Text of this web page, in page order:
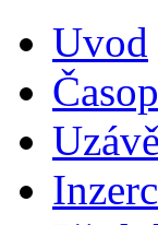
Uvod